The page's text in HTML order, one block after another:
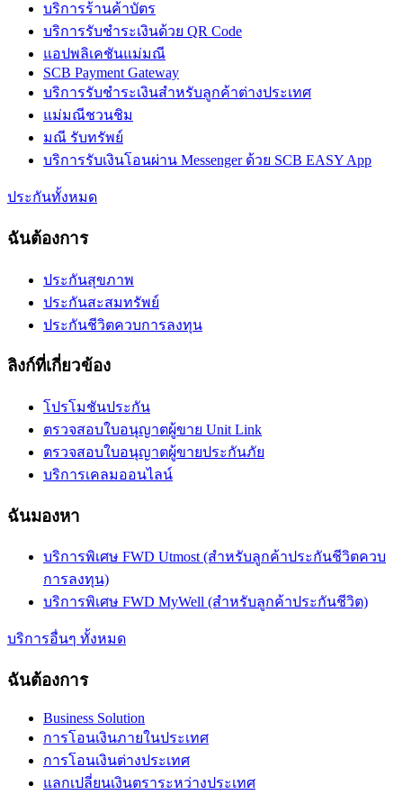
บริการร้านค้าบัตร
บริการรับชำระเงินด้วย QR Code
แอปพลิเคชันแม่มณี
SCB Payment Gateway
บริการรับชำระเงินสำหรับลูกค้าต่างประเทศ
แม่มณีชวนชิม
มณี รับทรัพย์
บริการรับเงินโอนผ่าน Messenger ด้วย SCB EASY App
ประกันทั้งหมด
ฉันต้องการ
ประกันสุขภาพ
ประกันสะสมทรัพย์
ประกันชีวิตควบการลงทุน
ลิงก์ที่เกี่ยวข้อง
โปรโมชันประกัน
ตรวจสอบใบอนุญาตผู้ขาย Unit Link
ตรวจสอบใบอนุญาตผู้ขายประกันภัย
บริการเคลมออนไลน์
ฉันมองหา
บริการพิเศษ FWD Utmost (สำหรับลูกค้าประกันชีวิตควบ
การลงทุน)
บริการพิเศษ FWD MyWell (สำหรับลูกค้าประกันชีวิต)
บริการอื่นๆ ทั้งหมด
ฉันต้องการ
Business Solution
การโอนเงินภายในประเทศ
การโอนเงินต่างประเทศ
แลกเปลี่ยนเงินตราระหว่างประเทศ